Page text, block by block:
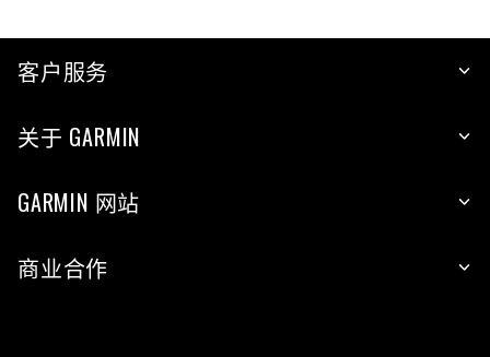
客户服务
关于 GARMIN
GARMIN 网站
商业合作